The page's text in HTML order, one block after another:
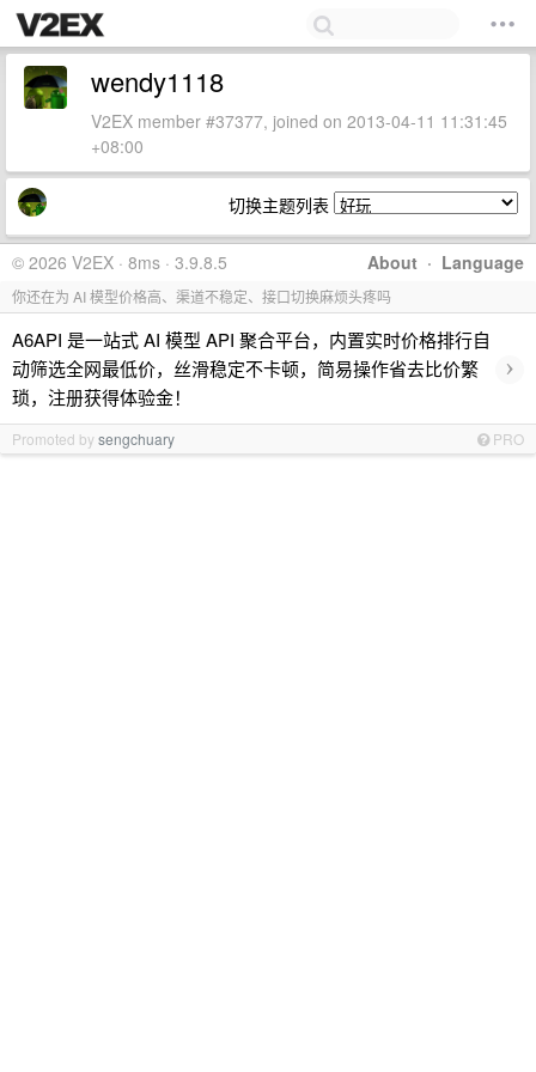
wendy1118
V2EX member #37377, joined on 2013-04-11 11:31:45
+08:00
切换主题列表
About · Language
© 2026 V2EX · 8ms · 3.9.8.5
你还在为 AI 模型价格高、渠道不稳定、接口切换麻烦头疼吗
A6API 是一站式 AI 模型 API 聚合平台，内置实时价格排行自
动筛选全网最低价，丝滑稳定不卡顿，简易操作省去比价繁
琐，注册获得体验金！
›
Promoted bysengchuary PRO